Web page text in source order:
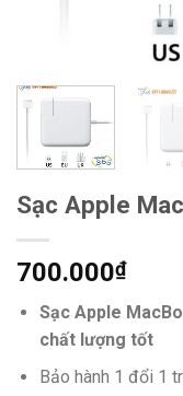
Sạc Apple
700.000₫
Sạc Apple
chất lượng tốt
Bảo hành 1 đổi 1